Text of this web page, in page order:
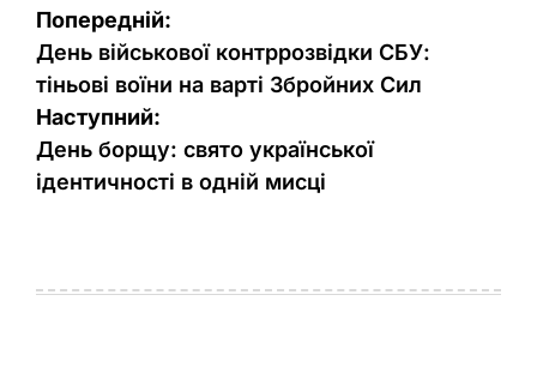
Навігація
записів
Попередній:
День військової контррозвідки СБУ:
тіньові воїни на варті Збройних Сил
Наступний:
День борщу: свято української
ідентичності в одній мисці